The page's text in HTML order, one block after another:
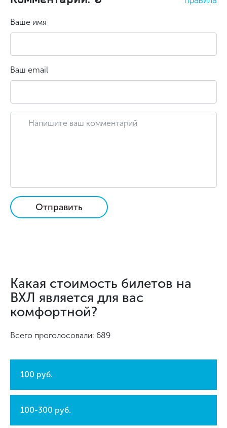
Ваше имя
Ваш email
Отправить
Какая стоимость билетов на
ВХЛ является для вас
комфортной?
Всего проголосовали: 689
100 руб.
100-300 руб.